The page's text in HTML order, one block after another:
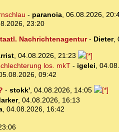
- paranoia, 06.08.2026,
23:20
Nachrichtenagentur- Dieter,
, 04.08.2026, 21:23
los. mkT- igelei,
09:42
- stokk', 04.08.2026, 14:05
, 04.08.2026, 16:13
, 04.08.2026, 16:42